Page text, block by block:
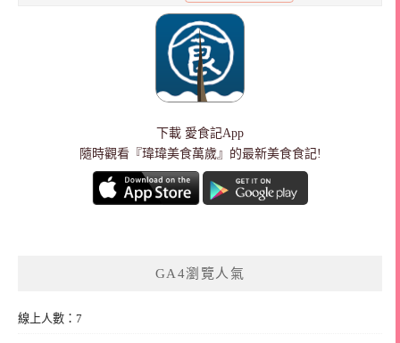
下載 愛食記App
隨時觀看『瑋瑋美食萬歲』的最新美食食記!
GA4瀏覽人氣
線上人數：7